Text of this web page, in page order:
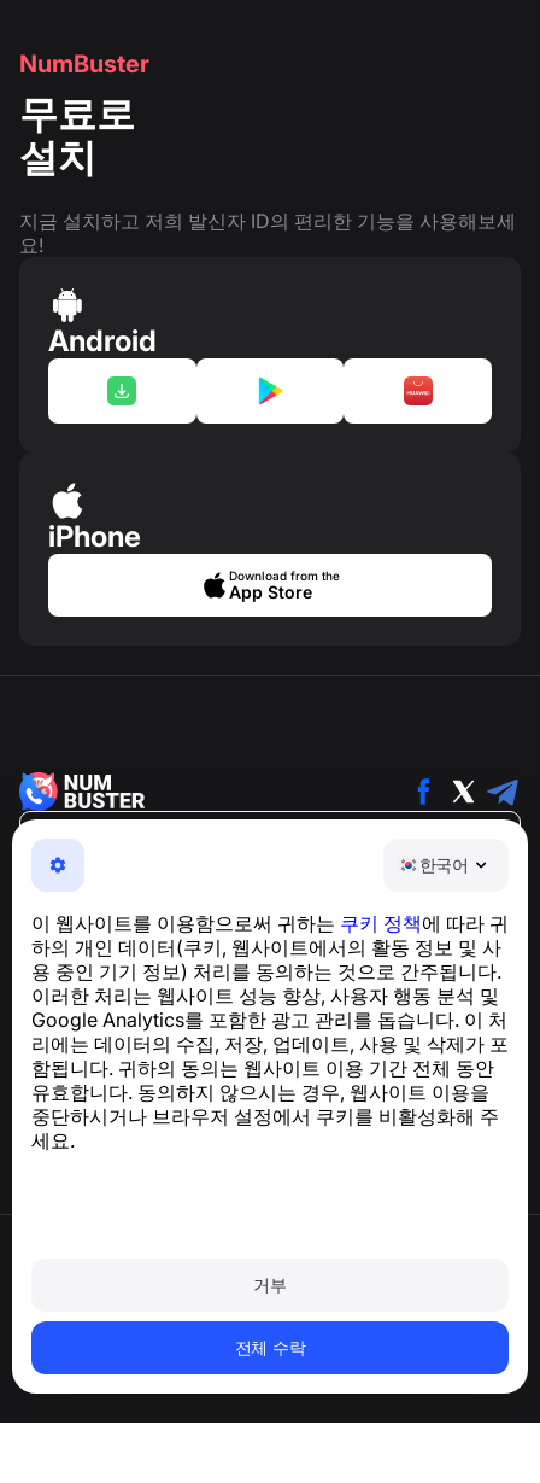
한국어
이 웹사이트를 이용함으로써 귀하는 쿠키 정책에 따라 귀
하의 개인 데이터(쿠키, 웹사이트에서의 활동 정보 및 사
용 중인 기기 정보) 처리를 동의하는 것으로 간주됩니다.
이러한 처리는 웹사이트 성능 향상, 사용자 행동 분석 및
Google Analytics를 포함한 광고 관리를 돕습니다. 이 처
리에는 데이터의 수집, 저장, 업데이트, 사용 및 삭제가 포
함됩니다. 귀하의 동의는 웹사이트 이용 기간 전체 동안
유효합니다. 동의하지 않으시는 경우, 웹사이트 이용을
중단하시거나 브라우저 설정에서 쿠키를 비활성화해 주
세요.
거부
전체 수락
NumBuster
무료로
설치
지금 설치하고 저희 발신자 ID의 편리한 기능을 사용해보세
요!
Android
iPhone
Download from the
App Store
NumBuster © 2013—2026 ·
support@numbuster.com
하는 간편한 앱
GDPR 준수 관련 문의:support@numbuster.com
도움말 센터
뉴스 및 기사
프로젝트 소개
연락처
계정 및 개인정보 삭제